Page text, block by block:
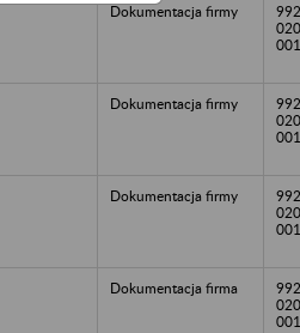
Dokumentacja firmy
Dokumentacja firmy
Dokumentacja firmy
Dokumentacja firma